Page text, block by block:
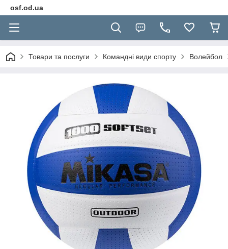
osf.od.ua
Товари та послуги Командні види спорту Волейбол